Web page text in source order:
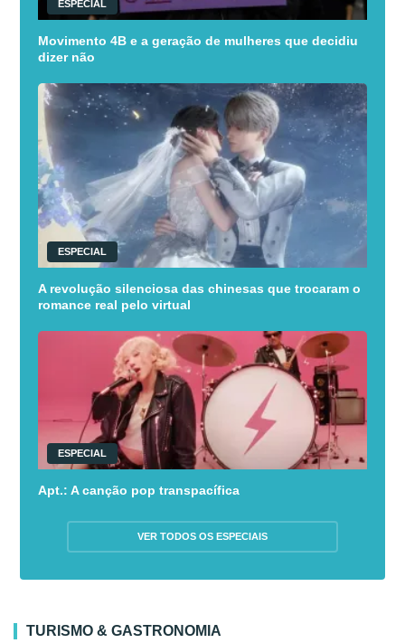
ESPECIAL
Movimento 4B e a geração de mulheres que decidiu
dizer não
ESPECIAL
A revolução silenciosa das chinesas que trocaram o
romance real pelo virtual
ESPECIAL
Apt.: A canção pop transpacífica
VER TODOS OS ESPECIAIS
TURISMO & GASTRONOMIA